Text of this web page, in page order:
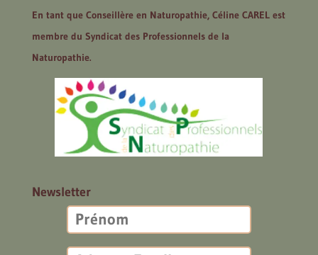
En tant que Conseillère en Naturopathie, Céline CAREL est
membre du Syndicat des Professionnels de la
Naturopathie.
Newsletter